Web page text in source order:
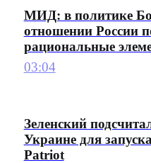
МИД: в политике
отношении России
рациональные
03:04
Зеленский
Украине для
Patriot